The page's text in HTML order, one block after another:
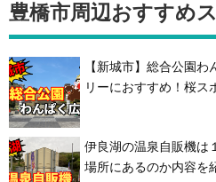
豊橋市周辺おすすめ
【新城市】総合公園
リーにおすすめ！桜ス
伊良湖の温泉自販機は
場所にあるのか内容を